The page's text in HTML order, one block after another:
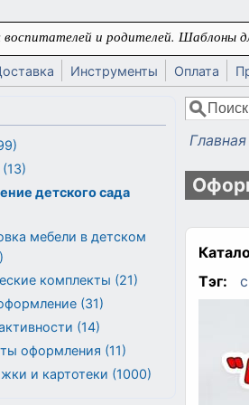
содержанию
воспитателей и родителей. Шаблоны
Инструменты Оплата
Поиск
Вы
Главная
Тэг:
детского сада
мебели в детском
комплекты (21)
(31)
(14)
оформления (11)
и картотеки (1000)